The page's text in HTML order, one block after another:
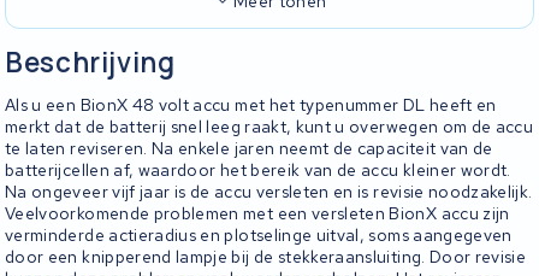
Beschrijving
Als u een BionX 48 volt accu met het typenummer DL heeft en
merkt dat de batterij snel leeg raakt, kunt u overwegen om de accu
te laten reviseren. Na enkele jaren neemt de capaciteit van de
batterijcellen af, waardoor het bereik van de accu kleiner wordt.
Na ongeveer vijf jaar is de accu versleten en is revisie noodzakelijk.
Veelvoorkomende problemen met een versleten BionX accu zijn
verminderde actieradius en plotselinge uitval, soms aangegeven
door een knipperend lampje bij de stekkeraansluiting. Door revisie